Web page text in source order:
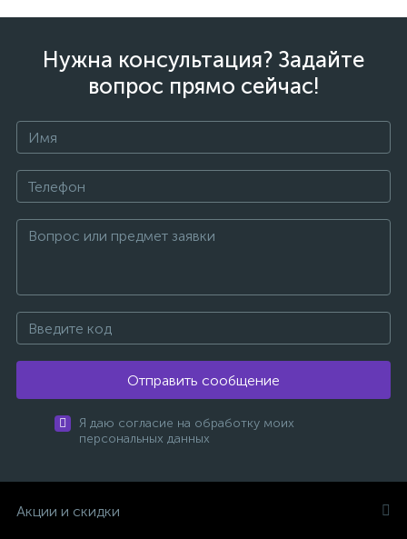
Нужна консультация? Задайте
вопрос прямо сейчас!
Отправить сообщение
Я даю согласие на обработку моих
персональных данных
Акции и скидки